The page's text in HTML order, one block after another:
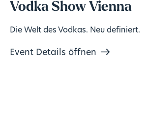
Vodka Show Vienna
Die Welt des Vodkas. Neu definiert.
Event Details öffnen